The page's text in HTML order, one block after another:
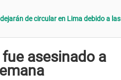
de circular en Lima debido a las
fue asesinado a